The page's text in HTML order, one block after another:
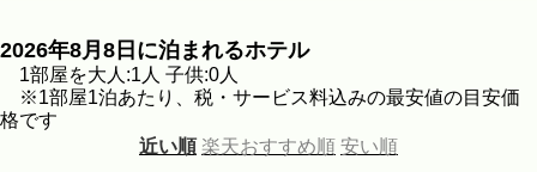
2026年8月8日に泊まれるホテル
1部屋を大人:1人 子供:0人
※1部屋1泊あたり、税・サービス料込みの最安値の目安価
格です
近い順 楽天おすすめ順 安い順